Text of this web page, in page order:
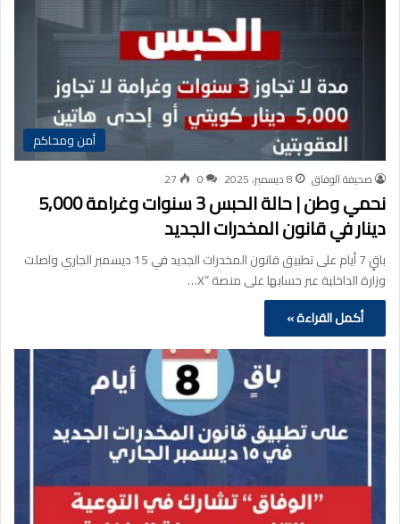
أمن ومحاكم
صحيفة الوفاق 8 ديسمبر، 2025 0
27
نحمي وطن | حالة الحبس 3 سنوات وغرامة 5,000
دينار في قانون المخدرات الجديد
باقٍ 7 أيام على تطبيق قانون المخدرات الجديد في 15 ديسمبر الجاري واصلت
وزارة الداخلية عبر حسابها على منصة “X…
أكمل القراءة »